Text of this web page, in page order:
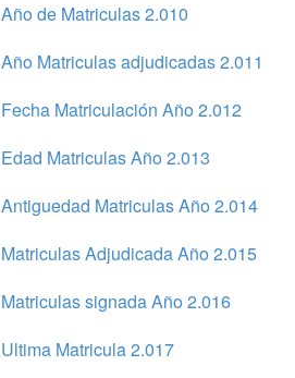
Año de Matriculas 2.010
Año Matriculas adjudicadas 2.011
Fecha Matriculación Año 2.012
Edad Matriculas Año 2.013
Antiguedad Matriculas Año 2.014
Matriculas Adjudicada Año 2.015
Matriculas signada Año 2.016
Ultima Matricula 2.017